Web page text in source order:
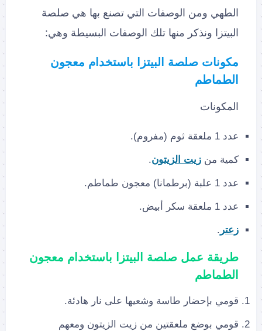
الطهي ومن الوصفات التي تصنع بها هي صلصة
البيتزا ونذكر منها تلك الوصفات البسيطة وهي:
مكونات صلصة البيتزا باستخدام معجون
الطماطم
المكونات
عدد 1 ملعقة ثوم (مفروم).
كمية من زيت الزيتون.
عدد 1 علبة (برطمانا) معجون طماطم.
عدد 1 ملعقة سكر أبيض.
زعتر .
طريقة عمل صلصة البيتزا باستخدام معجون
الطماطم
قومي بإحضار طاسة وشعيها على نار هادئة.
قومي بوضع ملعقتين من زيت الزيتون ومعهم